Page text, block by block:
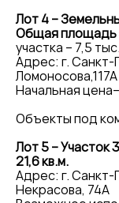
Лот 4 –
Общая площадь
участка – 7,5
Адрес: г. Санкт-
Ломоносова,117А
Начальная
Объекты под
Лот 5 – Участок
21,6 кв.м.
Адрес: г. Санкт-
Некрасова, 74А